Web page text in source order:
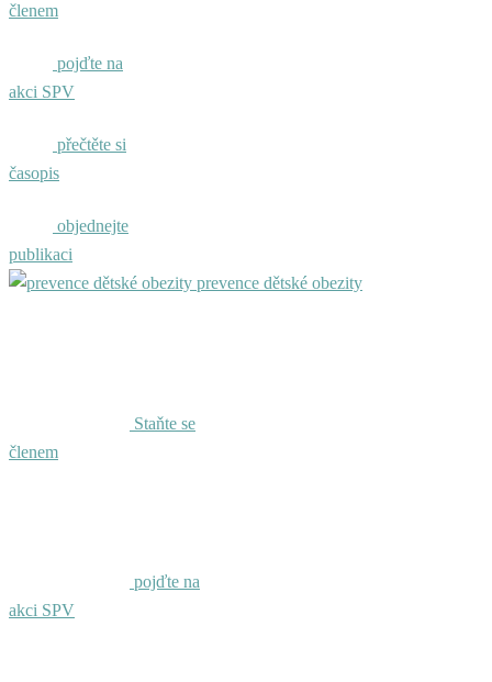
členem
pojďte na
akci SPV
přečtěte si
časopis
objednejte
publikaci
prevence dětské obezity
Staňte se
členem
pojďte na
akci SPV